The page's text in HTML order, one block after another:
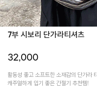
7부 시보리 단가라티셔츠
32,000
활동성 좋고 소프트한 소재감의 단가라
캐주얼하게 입기 좋은 간절기 추천템!